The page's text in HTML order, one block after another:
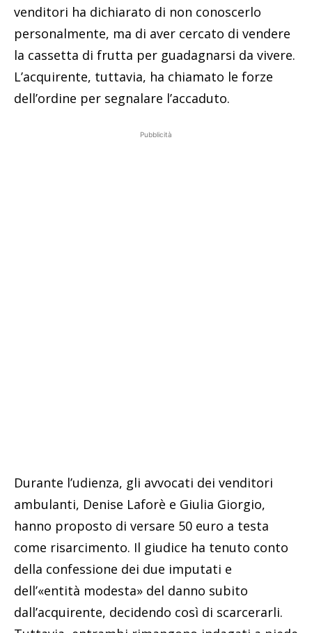
venditori ha dichiarato di non conoscerlo
personalmente, ma di aver cercato di vendere
la cassetta di frutta per guadagnarsi da vivere.
L’acquirente, tuttavia, ha chiamato le forze
dell’ordine per segnalare l’accaduto.
Pubblicità
Durante l’udienza, gli avvocati dei venditori
ambulanti, Denise Laforè e Giulia Giorgio,
hanno proposto di versare 50 euro a testa
come risarcimento. Il giudice ha tenuto conto
della confessione dei due imputati e
dell’«entità modesta» del danno subito
dall’acquirente, decidendo così di scarcerarli.